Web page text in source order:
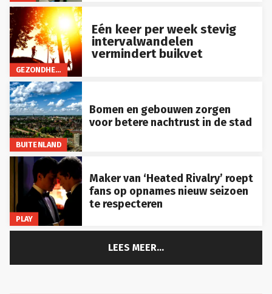
GEZONDHEID
Eén keer per week stevig
intervalwandelen
vermindert buikvet
BUITENLAND
Bomen en gebouwen zorgen
voor betere nachtrust in de stad
PLAY
Maker van ‘Heated Rivalry’ roept
fans op opnames nieuw seizoen
te respecteren
LEES MEER...